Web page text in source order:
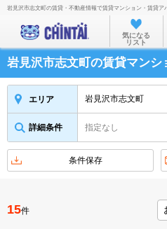
お部屋を
沿
住
物
不
岩見沢市志文町の賃貸・不動産情報で賃貸マンション・賃貸ア
気になる
リスト
岩見沢市志文町の賃貸マンシ
エリア 岩見沢市志文町
詳細条件 指定なし
条件保存
15件